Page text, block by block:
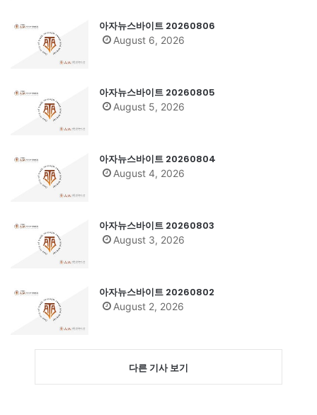
아자뉴스바이트 20260806
August 6, 2026
아자뉴스바이트 20260805
August 5, 2026
아자뉴스바이트 20260804
August 4, 2026
아자뉴스바이트 20260803
August 3, 2026
아자뉴스바이트 20260802
August 2, 2026
다른 기사 보기